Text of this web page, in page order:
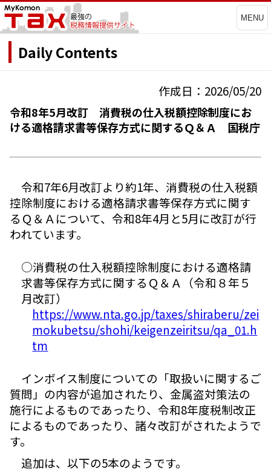
MENU
Daily Contents
作成日：2026/05/20
令和8年5月改訂 消費税の仕入税額控除制度にお
ける適格請求書等保存方式に関するＱ＆Ａ 国税庁
令和7年6月改訂より約1年、消費税の仕入税額
控除制度における適格請求書等保存方式に関す
るＱ＆Ａについて、令和8年4月と5月に改訂が行
われています。
○消費税の仕入税額控除制度における適格請
求書等保存方式に関するＱ＆Ａ（令和８年５
月改訂）
https://www.nta.go.jp/taxes/shiraberu/zei
mokubetsu/shohi/keigenzeiritsu/qa_01.h
tm
インボイス制度についての「取扱いに関するご
質問」の内容が追加されたり、金属盗対策法の
施行によるものであったり、令和8年度税制改正
によるものであったり、諸々改訂がされたようで
す。
追加は、以下の5本のようです。